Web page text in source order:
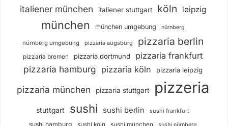
italiener münchen italiener stuttgart köln leipzig
münchen münchen umgebung nürnberg
nürnberg umgebung pizzaria augsburg pizzaria berlin
pizzaria bremen pizzaria dortmund pizzaria frankfurt
pizzaria hamburg pizzaria köln pizzaria leipzig
pizzaria münchen pizzaria stuttgart pizzeria
stuttgart sushi sushi berlin sushi frankfurt
sushi hamburg sushi köln sushi münchen sushi nürnberg